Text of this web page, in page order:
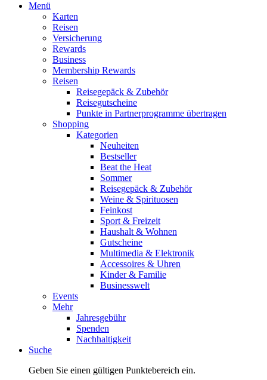
Menü
Karten
Reisen
Versicherung
Rewards
Business
Membership Rewards
Reisen
Reisegepäck & Zubehör
Reisegutscheine
Punkte in Partnerprogramme übertragen
Shopping
Kategorien
Neuheiten
Bestseller
Beat the Heat
Sommer
Reisegepäck & Zubehör
Weine & Spirituosen
Feinkost
Sport & Freizeit
Haushalt & Wohnen
Gutscheine
Multimedia & Elektronik
Accessoires & Uhren
Kinder & Familie
Businesswelt
Events
Mehr
Jahresgebühr
Spenden
Nachhaltigkeit
Suche
Geben Sie einen gültigen Punktebereich ein.